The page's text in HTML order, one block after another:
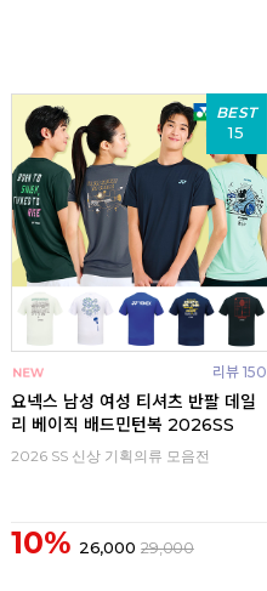
BEST
15
리뷰 150
요넥스 남성 여성 티셔츠 반팔 데일
리 베이직 배드민턴복 2026SS
2026 SS 신상 기획의류 모음전
10% 26,000 29,000